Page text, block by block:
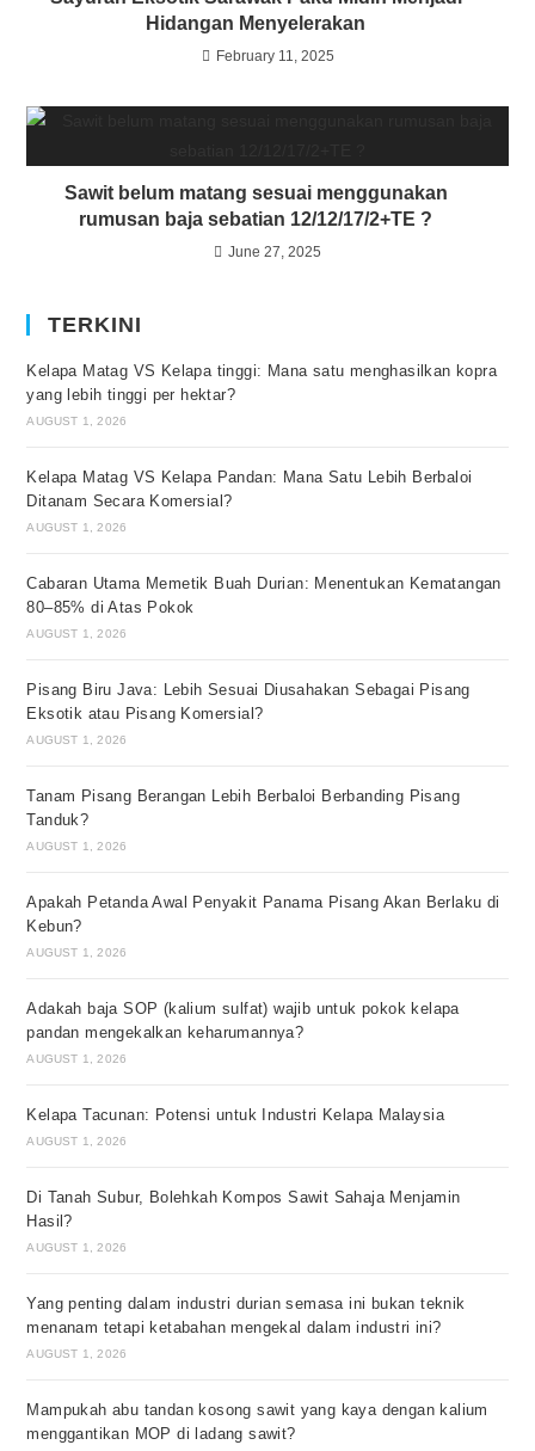
Hidangan Menyelerakan
February 11, 2025
Sawit belum matang sesuai menggunakan
rumusan baja sebatian 12/12/17/2+TE ?
June 27, 2025
TERKINI
Kelapa Matag VS Kelapa tinggi: Mana satu menghasilkan kopra
yang lebih tinggi per hektar?
AUGUST 1, 2026
Kelapa Matag VS Kelapa Pandan: Mana Satu Lebih Berbaloi
Ditanam Secara Komersial?
AUGUST 1, 2026
Cabaran Utama Memetik Buah Durian: Menentukan Kematangan
80–85% di Atas Pokok
AUGUST 1, 2026
Pisang Biru Java: Lebih Sesuai Diusahakan Sebagai Pisang
Eksotik atau Pisang Komersial?
AUGUST 1, 2026
Tanam Pisang Berangan Lebih Berbaloi Berbanding Pisang
Tanduk?
AUGUST 1, 2026
Apakah Petanda Awal Penyakit Panama Pisang Akan Berlaku di
Kebun?
AUGUST 1, 2026
Adakah baja SOP (kalium sulfat) wajib untuk pokok kelapa
pandan mengekalkan keharumannya?
AUGUST 1, 2026
Kelapa Tacunan: Potensi untuk Industri Kelapa Malaysia
AUGUST 1, 2026
Di Tanah Subur, Bolehkah Kompos Sawit Sahaja Menjamin
Hasil?
AUGUST 1, 2026
Yang penting dalam industri durian semasa ini bukan teknik
menanam tetapi ketabahan mengekal dalam industri ini?
AUGUST 1, 2026
Mampukah abu tandan kosong sawit yang kaya dengan kalium
menggantikan MOP di ladang sawit?